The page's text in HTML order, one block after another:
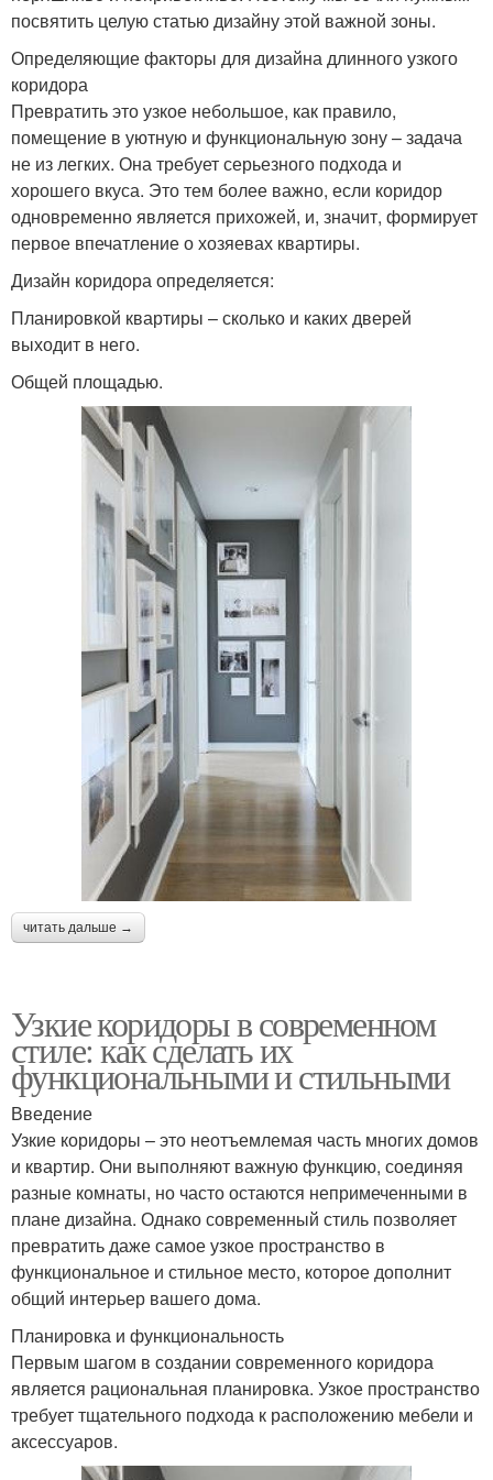
посвятить целую статью дизайну этой важной зоны.
Определяющие факторы для дизайна длинного узкого
коридора
Превратить это узкое небольшое, как правило,
помещение в уютную и функциональную зону – задача
не из легких. Она требует серьезного подхода и
хорошего вкуса. Это тем более важно, если коридор
одновременно является прихожей, и, значит, формирует
первое впечатление о хозяевах квартиры.
Дизайн коридора определяется:
Планировкой квартиры – сколько и каких дверей
выходит в него.
Общей площадью.
читать дальше →
Узкие коридоры в современном
стиле: как сделать их
функциональными и стильными
Введение
Узкие коридоры – это неотъемлемая часть многих домов
и квартир. Они выполняют важную функцию, соединяя
разные комнаты, но часто остаются непримеченными в
плане дизайна. Однако современный стиль позволяет
превратить даже самое узкое пространство в
функциональное и стильное место, которое дополнит
общий интерьер вашего дома.
Планировка и функциональность
Первым шагом в создании современного коридора
является рациональная планировка. Узкое пространство
требует тщательного подхода к расположению мебели и
аксессуаров.